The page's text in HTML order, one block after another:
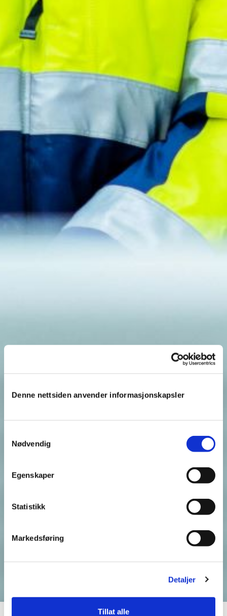
Denne nettsiden anvender informasjonskapsler
Nødvendig
Egenskaper
Statistikk
Markedsføring
Detaljer
Tillat alle